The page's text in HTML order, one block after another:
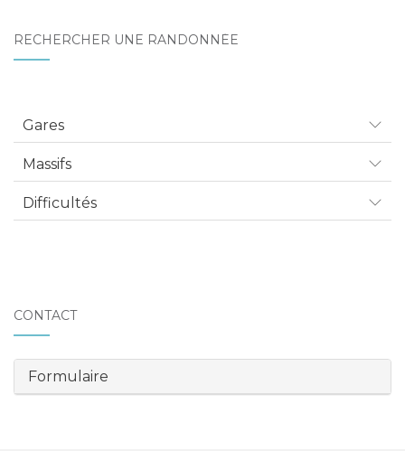
RECHERCHER UNE RANDONNÉE
Gares
Massifs
Difficultés
CONTACT
Formulaire